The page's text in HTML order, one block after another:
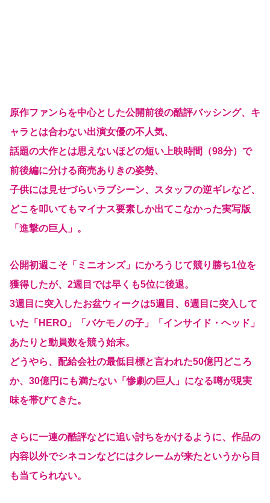
原作ファンらを中心とした公開前後の酷評バッシング、キ
ャラとは合わない出演女優の不人気、
話題の大作とは思えないほどの短い上映時間（98分）で
前後編に分ける商売ありきの姿勢、
子供には見せづらいラブシーン、スタッフの逆ギレなど、
どこを叩いてもマイナス要素しか出てこなかった実写版
「進撃の巨人」。
公開初週こそ「ミニオンズ」にかろうじて競り勝ち1位を
獲得したが、2週目では早くも5位に後退。
3週目に突入したお盆ウィークは5週目、6週目に突入して
いた「HERO」「バケモノの子」「インサイド・ヘッド」
あたりと動員数を競う始末。
どうやら、配給会社の最低目標と言われた50億円どころ
か、30億円にも満たない「惨劇の巨人」になる噂が現実
味を帯びてきた。
さらに一連の酷評などに追い討ちをかけるように、作品の
内容以外でシネコンなどにはクレームが来たというから目
も当てられない。